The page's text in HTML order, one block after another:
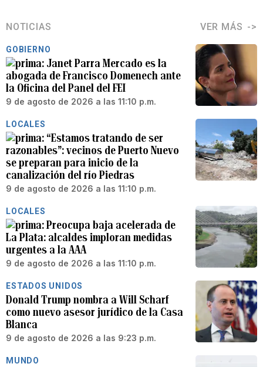
NOTICIAS VER MÁS
GOBIERNO
Janet Parra Mercado es la
abogada de Francisco Domenech ante
la Oficina del Panel del FEI
9 de agosto de 2026 a las 11:10 p.m.
LOCALES
“Estamos tratando de ser
razonables”: vecinos de Puerto Nuevo
se preparan para inicio de la
canalización del río Piedras
9 de agosto de 2026 a las 11:10 p.m.
LOCALES
Preocupa baja acelerada de
La Plata: alcaldes imploran medidas
urgentes a la AAA
9 de agosto de 2026 a las 11:10 p.m.
ESTADOS UNIDOS
Donald Trump nombra a Will Scharf
como nuevo asesor jurídico de la Casa
Blanca
9 de agosto de 2026 a las 9:23 p.m.
MUNDO